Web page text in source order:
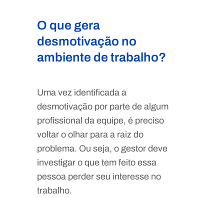
O que gera
desmotivação no
ambiente de trabalho?
Uma vez identificada a
desmotivação por parte de algum
profissional da equipe, é preciso
voltar o olhar para a raiz do
problema. Ou seja, o gestor deve
investigar o que tem feito essa
pessoa perder seu interesse no
trabalho.